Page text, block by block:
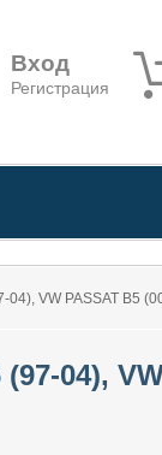
Вход
Регистрация
VW PASSAT B5
04), VW